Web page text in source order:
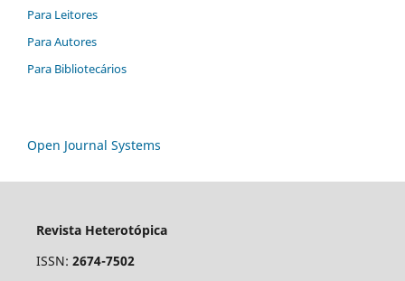
Para Leitores
Para Autores
Para Bibliotecários
Open Journal Systems
Revista Heterotópica
ISSN: 2674-7502